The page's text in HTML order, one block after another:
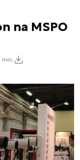
na MSPO
min.